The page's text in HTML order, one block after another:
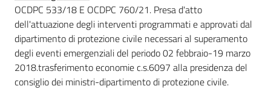
TempoReale
OCDPC 533/18 E OCDPC 760/21. Presa d'atto
dell'attuazione degli interventi programmati e approvati dal
dipartimento di protezione civile necessari al superamento
degli eventi emergenziali del periodo 02 febbraio-19 marzo
2018.trasferimento economie c.s.6097 alla presidenza del
consiglio dei ministri-dipartimento di protezione civile.